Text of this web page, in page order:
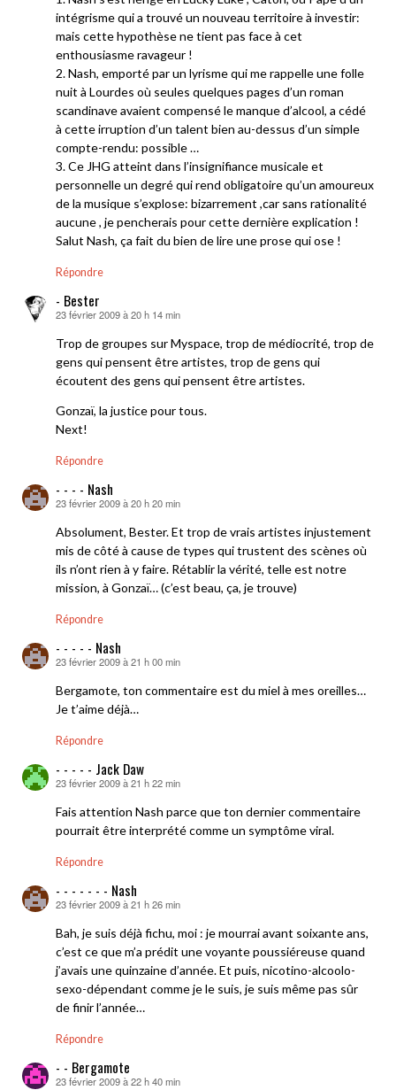
intégrisme qui a trouvé un nouveau territoire à investir:
mais cette hypothèse ne tient pas face à cet
enthousiasme ravageur !
2. Nash, emporté par un lyrisme qui me rappelle une folle
nuit à Lourdes où seules quelques pages d’un roman
scandinave avaient compensé le manque d’alcool, a cédé
à cette irruption d’un talent bien au-dessus d’un simple
compte-rendu: possible …
3. Ce JHG atteint dans l’insignifiance musicale et
personnelle un degré qui rend obligatoire qu’un amoureux
de la musique s’explose: bizarrement ,car sans rationalité
aucune , je pencherais pour cette dernière explication !
Salut Nash, ça fait du bien de lire une prose qui ose !
Répondre
- Bester
dit :
23 février 2009 à 20 h 14 min
Trop de groupes sur Myspace, trop de médiocrité, trop de
gens qui pensent être artistes, trop de gens qui
écoutent des gens qui pensent être artistes.
Gonzaï, la justice pour tous.
Next!
Répondre
- - - - Nash
dit :
23 février 2009 à 20 h 20 min
Absolument, Bester. Et trop de vrais artistes injustement
mis de côté à cause de types qui trustent des scènes où
ils n’ont rien à y faire. Rétablir la vérité, telle est notre
mission, à Gonzaï… (c’est beau, ça, je trouve)
Répondre
- - - - - Nash
dit :
23 février 2009 à 21 h 00 min
Bergamote, ton commentaire est du miel à mes oreilles…
Je t’aime déjà…
Répondre
- - - - - Jack Daw
dit :
23 février 2009 à 21 h 22 min
Fais attention Nash parce que ton dernier commentaire
pourrait être interprété comme un symptôme viral.
Répondre
- - - - - - - Nash
dit :
23 février 2009 à 21 h 26 min
Bah, je suis déjà fichu, moi : je mourrai avant soixante ans,
c’est ce que m’a prédit une voyante poussiéreuse quand
j’avais une quinzaine d’année. Et puis, nicotino-alcoolo-
sexo-dépendant comme je le suis, je suis même pas sûr
de finir l’année…
Répondre
- - Bergamote
dit :
23 février 2009 à 22 h 40 min